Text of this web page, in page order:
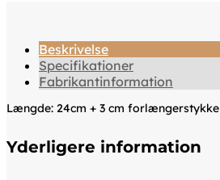
Beskrivelse
Specifikationer
Fabrikantinformation
Længde: 24cm + 3 cm forlængerstykke
Yderligere information